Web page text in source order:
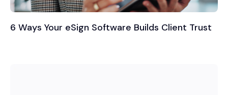
6 Ways Your eSign Software Builds Client Trust